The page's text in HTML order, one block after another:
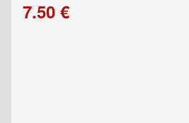
7.50 €